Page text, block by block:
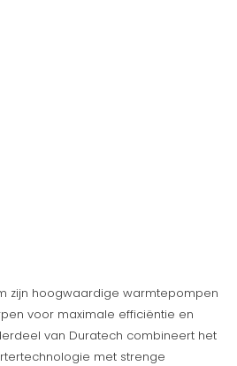
zijn hoogwaardige warmtepompen
voor maximale efficiëntie en
van Duratech combineert het
met strenge